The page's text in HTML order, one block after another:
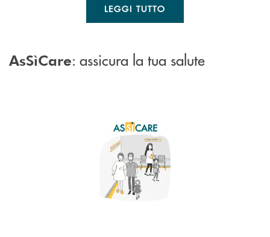
LEGGI TUTTO
AsSìCare: assicura la tua salute